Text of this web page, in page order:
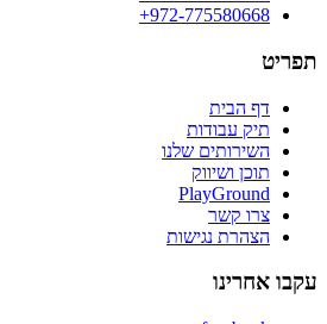
972-775580668+
תפריט
דף הבית
תיק עבודות
השירותים שלנו
תוכן ושיווק
PlayGround
צרו קשר
הצהרת נגישות
עקבו אחרינו